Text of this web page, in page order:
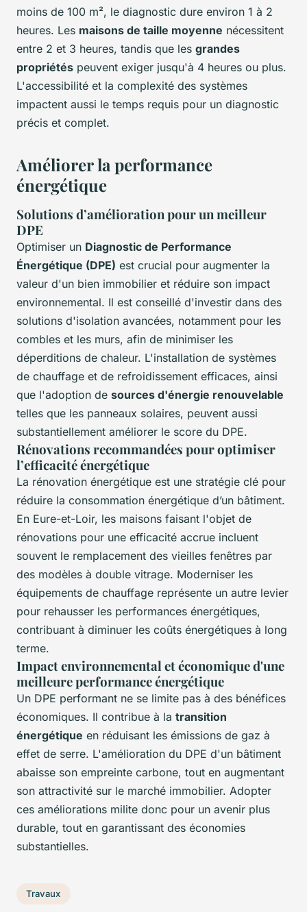
moins de 100 m², le diagnostic dure environ 1 à 2
heures. Les maisons de taille moyenne nécessitent
entre 2 et 3 heures, tandis que les grandes
propriétés peuvent exiger jusqu'à 4 heures ou plus.
L'accessibilité et la complexité des systèmes
impactent aussi le temps requis pour un diagnostic
précis et complet.
Améliorer la performance
énergétique
Solutions d’amélioration pour un meilleur
DPE
Optimiser un Diagnostic de Performance
Énergétique (DPE) est crucial pour augmenter la
valeur d'un bien immobilier et réduire son impact
environnemental. Il est conseillé d'investir dans des
solutions d'isolation avancées, notamment pour les
combles et les murs, afin de minimiser les
déperditions de chaleur. L'installation de systèmes
de chauffage et de refroidissement efficaces, ainsi
que l'adoption de sources d'énergie renouvelable
telles que les panneaux solaires, peuvent aussi
substantiellement améliorer le score du DPE.
Rénovations recommandées pour optimiser
l’efficacité énergétique
La rénovation énergétique est une stratégie clé pour
réduire la consommation énergétique d’un bâtiment.
En Eure-et-Loir, les maisons faisant l'objet de
rénovations pour une efficacité accrue incluent
souvent le remplacement des vieilles fenêtres par
des modèles à double vitrage. Moderniser les
équipements de chauffage représente un autre levier
pour rehausser les performances énergétiques,
contribuant à diminuer les coûts énergétiques à long
terme.
Impact environnemental et économique d'une
meilleure performance énergétique
Un DPE performant ne se limite pas à des bénéfices
économiques. Il contribue à la transition
énergétique en réduisant les émissions de gaz à
effet de serre. L'amélioration du DPE d'un bâtiment
abaisse son empreinte carbone, tout en augmentant
son attractivité sur le marché immobilier. Adopter
ces améliorations milite donc pour un avenir plus
durable, tout en garantissant des économies
substantielles.
Travaux